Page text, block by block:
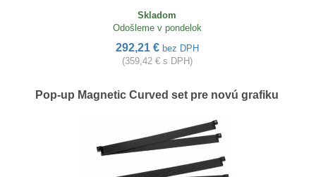
Skladom
Odošleme v pondelok
292,21 € bez DPH
(359,42 € s DPH)
Pop-up Magnetic Curved set pre novú grafiku